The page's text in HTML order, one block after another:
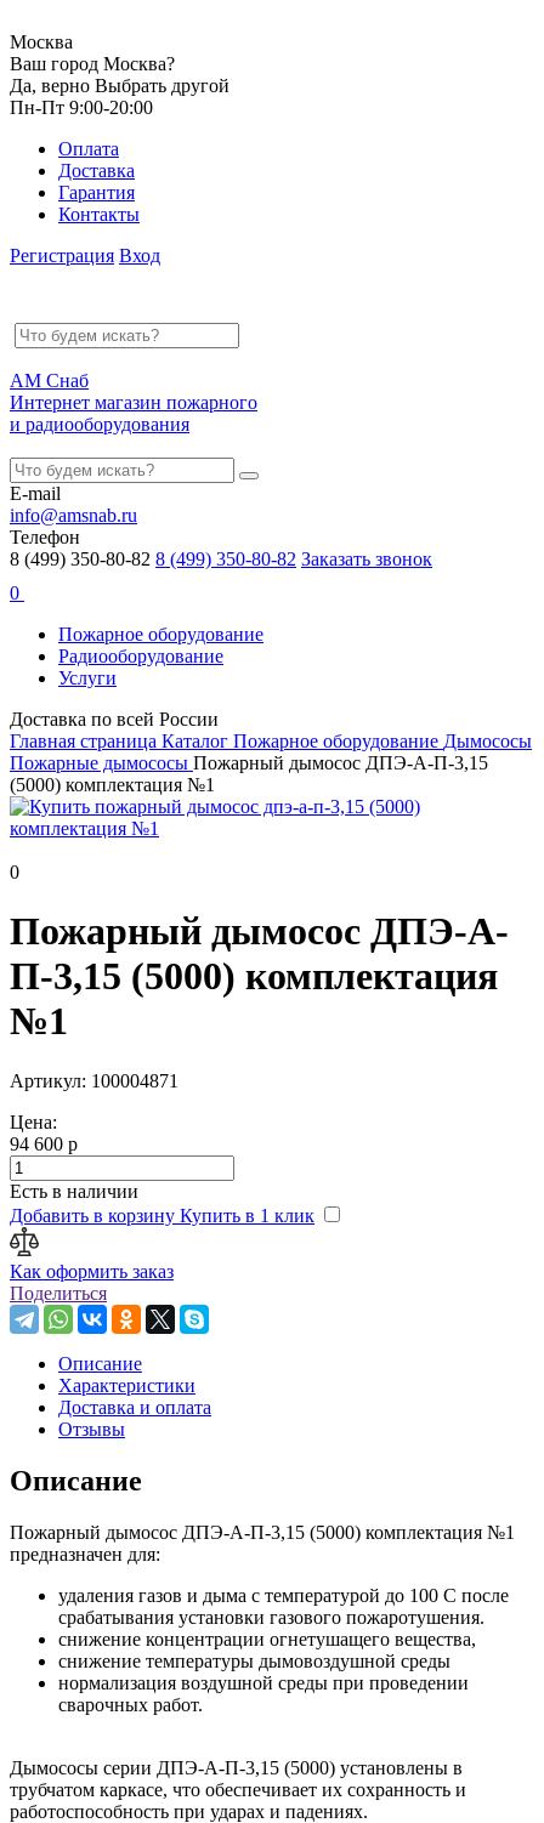
Москва
Ваш город Москва?
Да, верно Выбрать другой
Пн-Пт 9:00-20:00
Оплата
Доставка
Гарантия
Контакты
Регистрация Вход
АМ Снаб
Интернет магазин пожарного
и радиооборудования
E-mail
info@amsnab.ru
Телефон
8 (499) 350-80-82 8 (499) 350-80-82 Заказать звонок
0
Пожарное оборудование
Радиооборудование
Услуги
Доставка по всей России
Главная страница Каталог Пожарное оборудование Дымососы
Пожарные дымососы Пожарный дымосос ДПЭ-А-П-3,15
(5000) комплектация №1
0
Пожарный дымосос ДПЭ-А-
П-3,15 (5000) комплектация
№1
Артикул: 100004871
Цена:
94 600 р
Есть в наличии
Добавить в корзину Купить в 1 клик
Как оформить заказ
Поделиться
Описание
Характеристики
Доставка и оплата
Отзывы
Описание
Пожарный дымосос ДПЭ-А-П-3,15 (5000) комплектация №1
предназначен для:
удаления газов и дыма с температурой до 100 С после
срабатывания установки газового пожаротушения.
снижение концентрации огнетушащего вещества,
снижение температуры дымовоздушной среды
нормализация воздушной среды при проведении
сварочных работ.
Дымососы серии ДПЭ-А-П-3,15 (5000) установлены в
трубчатом каркасе, что обеспечивает их сохранность и
работоспособность при ударах и падениях.